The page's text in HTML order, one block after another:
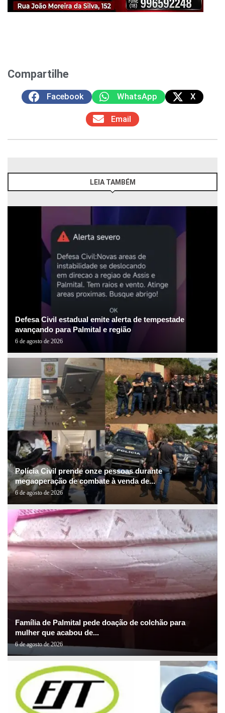
Compartilhe
Facebook WhatsApp X
Email
LEIA TAMBÉM
Defesa Civil estadual emite alerta de tempestade
avançando para Palmital e região
6 de agosto de 2026
Polícia Civil prende onze pessoas durante
megaoperação de combate à venda de...
6 de agosto de 2026
Família de Palmital pede doação de colchão para
mulher que acabou de...
6 de agosto de 2026